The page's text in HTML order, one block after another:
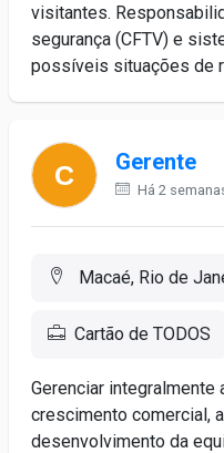
visitantes.
segurança (CFTV) e
possíveis situações de
Gerente
Há 2
Macaé, Rio de
Cartão de TODOS
Gerenciar integralmente
crescimento comercial,
desenvolvimento da